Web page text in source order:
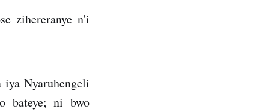
zihereranye n'i
Nyaruhengeli
bateye; ni bwo